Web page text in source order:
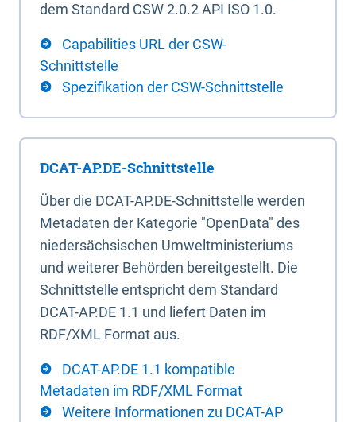
dem Standard CSW 2.0.2 API ISO 1.0.
Capabilities URL der CSW-
Schnittstelle
Spezifikation der CSW-Schnittstelle
DCAT-AP.DE-Schnittstelle
Über die DCAT-AP.DE-Schnittstelle werden
Metadaten der Kategorie "OpenData" des
niedersächsischen Umweltministeriums
und weiterer Behörden bereitgestellt. Die
Schnittstelle entspricht dem Standard
DCAT-AP.DE 1.1 und liefert Daten im
RDF/XML Format aus.
DCAT-AP.DE 1.1 kompatible
Metadaten im RDF/XML Format
Weitere Informationen zu DCAT-AP